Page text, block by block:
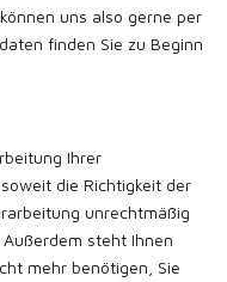
uns also gerne per
finden Sie zu Beginn
Ihrer
die Richtigkeit der
unrechtmäßig
steht Ihnen
mehr benötigen, Sie